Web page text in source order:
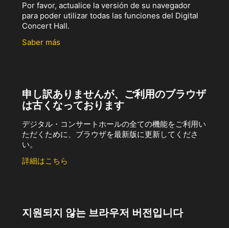
Por favor, actualice la versión de su navegador
para poder utilizar todas las funciones del Digital
Concert Hall.
Saber más
申し訳ありませんが、ご利用のブラウザ
は古くなっております
デジタル・コンサートホールの全ての機能をご利用い
ただくために、ブラウザを最新版に更新してくださ
い。
詳細はこちら
지원되지 않는 브라우저 버전입니다